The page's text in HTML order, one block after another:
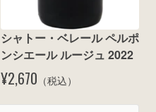
シャトー・ベレール ペルポ
ンシエール ルージュ 2022
¥2,670 （税込）